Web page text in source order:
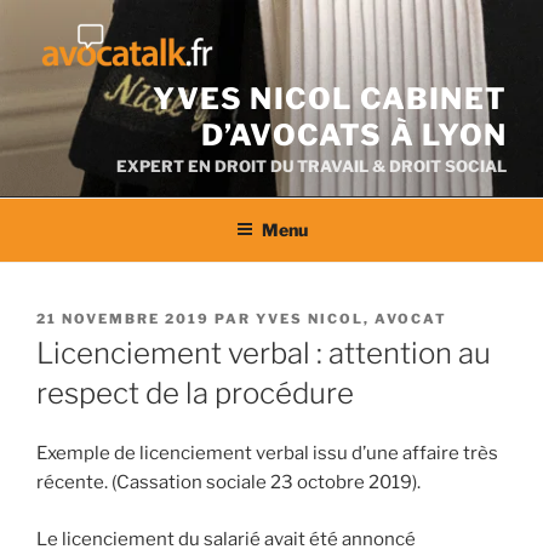
contenu
YVES NICOL CABINET
D’AVOCATS À LYON
EXPERT EN DROIT DU TRAVAIL & DROIT SOCIAL
Menu
PUBLIÉ
LE
21 NOVEMBRE 2019 PAR YVES NICOL, AVOCAT
Licenciement verbal : attention au
respect de la procédure
Exemple de licenciement verbal issu d’une affaire très
récente. (Cassation sociale 23 octobre 2019).
Le licenciement du salarié avait été annoncé